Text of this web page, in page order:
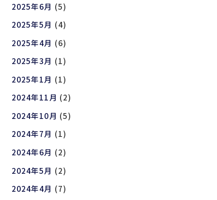
2025年6月 (5)
2025年5月 (4)
2025年4月 (6)
2025年3月 (1)
2025年1月 (1)
2024年11月 (2)
2024年10月 (5)
2024年7月 (1)
2024年6月 (2)
2024年5月 (2)
2024年4月 (7)